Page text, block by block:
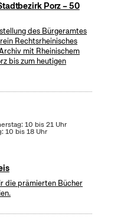
Porz – 50
des Bürgeramtes
Rechtsrheinisches
mit Rheinischem
bis zum heutigen
10 bis 21 Uhr
10 bis 18 Uhr
die prämierten Bücher